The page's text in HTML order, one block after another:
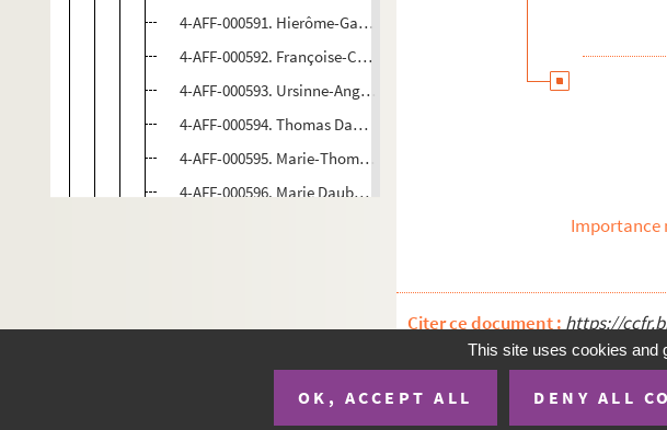
4-AFF-000591. Hierôme-Gabriël Cousinet, conseiller maître ordinaire en
4-AFF-000592. Françoise-Claude Crépy, veuve de Ruelle
4-AFF-000593. Ursinne-Angélique Damonville, épouse de Pierre Auvray
4-AFF-000594. Thomas Dandreau, conseiller secrétaire du roi
4-AFF-000595. Marie-Thomas Dandreau, conseiller auditeur ordinaire
4-AFF-000596. Marie Dauberville, épouse Le Gras
4-AFF-000597. Marguerite Joseph Delan, veuve de Faverolle
4-AFF-000599. Marie Denis, veuve de Jean-Baptiste de Vandenesse
4-AFF-000601. Nicole-Magdelaine Descourtieux, épouse Borderel de
4-AFF-000600. Marie-Madeleine Desbette, veuve de ean-François
4-AFF-000602. Marie-Elizabeth Desforges, veuve de Pierre-Henri Petit
Importance
Citer ce document : https://
Plan du site Mentions Légales
This site uses cookies and
OK, ACCEPT ALL DENY ALL